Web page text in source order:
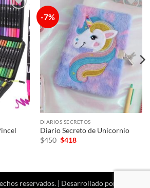
Añadir
a la
lista de
deseos
-7%
Añadir
lista de
deseos
DIARIOS SECRETOS
Diario Secreto de Unicornio
$450 El
$418El
reservados. | Desarrollado por